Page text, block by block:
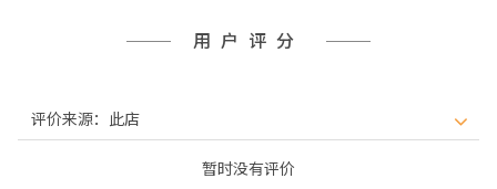
用户评分
暂时没有评价